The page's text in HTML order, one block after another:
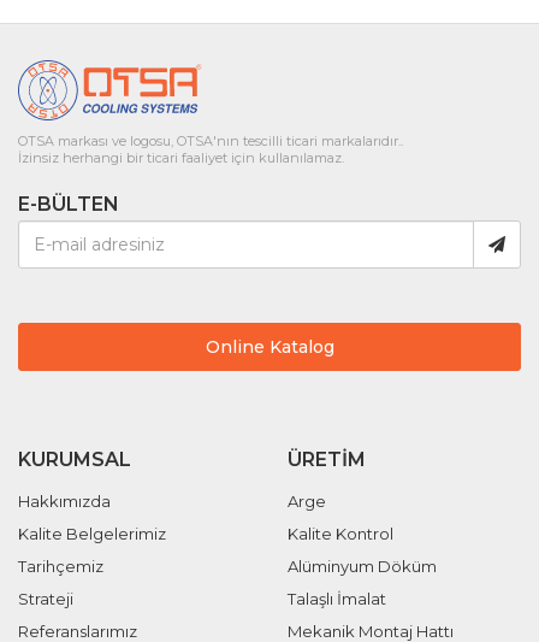
OTSA markası ve logosu, OTSA'nın tescilli ticari markalarıdır..
İzinsiz herhangi bir ticari faaliyet için kullanılamaz.
E-BÜLTEN
Online Katalog
KURUMSAL
Hakkımızda
Kalite Belgelerimiz
Tarihçemiz
Strateji
Referanslarımız
ÜRETIM
Arge
Kalite Kontrol
Alüminyum Döküm
Talaşlı İmalat
Mekanik Montaj Hattı